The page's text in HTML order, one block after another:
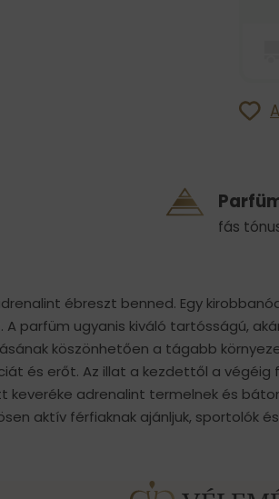
fás
ébreszt benned. Egy
parfüm ugyanis kiváló tartósságú,
köszönhetően a tágabb
és erőt. Az illat a kezdettől a végéig
keveréke adrenalint termelnek és
aktív férfiaknak ajánljuk, sportolók és